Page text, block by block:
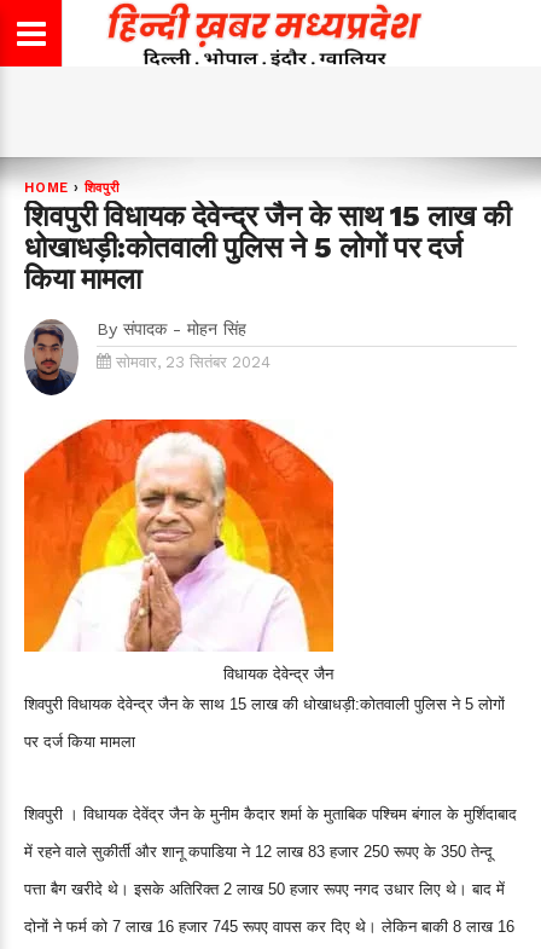
HOME ›शिवपुरी
शिवपुरी विधायक देवेन्द्र जैन के साथ 15 लाख की
धोखाधड़ी:कोतवाली पुलिस ने 5 लोगों पर दर्ज
किया मामला
By संपादक - मोहन सिंह
सोमवार, 23 सितंबर 2024
विधायक देवेन्द्र जैन
शिवपुरी विधायक देवेन्द्र जैन के साथ 15 लाख की धोखाधड़ी:कोतवाली पुलिस ने 5 लोगों
पर दर्ज किया मामला
शिवपुरी । विधायक देवेंद्र जैन के मुनीम कैदार शर्मा के मुताबिक पश्चिम बंगाल के मुर्शिदाबाद
में रहने वाले सुकीर्ती और शानू कपाडिया ने 12 लाख 83 हजार 250 रूपए के 350 तेन्दू
पत्ता बैग खरीदे थे। इसके अतिरिक्त 2 लाख 50 हजार रूपए नगद उधार लिए थे। बाद में
दोनों ने फर्म को 7 लाख 16 हजार 745 रूपए वापस कर दिए थे। लेकिन बाकी 8 लाख 16